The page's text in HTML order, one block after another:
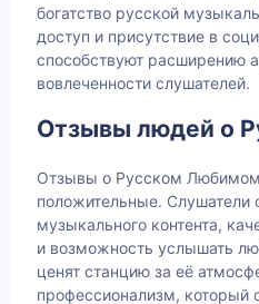
богатство русской
доступ и присутствие в
способствуют расширению
вовлеченности слушателей.
Отзывы людей о
Отзывы о Русском
положительные.
музыкального контента,
и возможность услышать
ценят станцию за её
профессионализм, который